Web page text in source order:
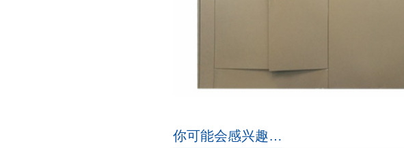
你可能会感兴趣…